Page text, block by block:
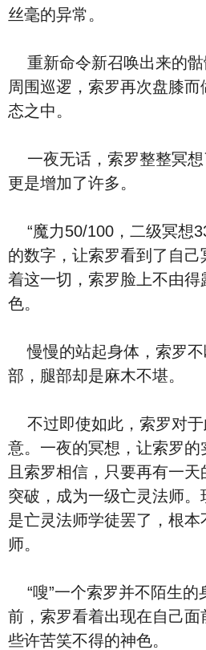
丝毫的异常。
重新命令新召唤出来的骷
周围巡逻，索罗再次盘膝
态之中。
一夜无话，索罗整整冥想
更是增加了许多。
“魔力50/100，二级冥想
的数字，让索罗看到了自
着这一切，索罗脸上不由得
色。
慢慢的站起身体，索罗不
部，腿部却是麻木不堪。
不过即使如此，索罗对于
意。一夜的冥想，让索罗
且索罗相信，只要再有一
突破，成为一级亡灵法师
是亡灵法师学徒罢了，根
师。
“嗖”一个索罗并不陌生的
前，索罗看着出现在自己面
些许苦笑不得的神色。